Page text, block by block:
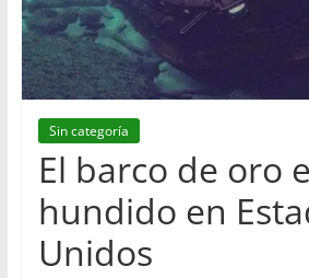
en
Barcelona
Sin categoría
El barco de oro
hundido en
Unidos